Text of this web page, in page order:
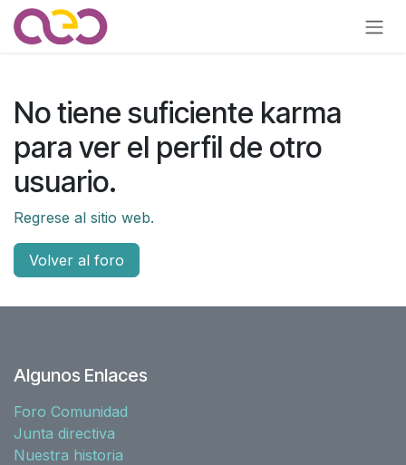
Ir al contenido
No tiene suficiente karma
para ver el perfil de otro
usuario.
Regrese al sitio web.
Volver al foro
Algunos Enlaces
Foro Comunidad
Junta directiva
Nuestra historia